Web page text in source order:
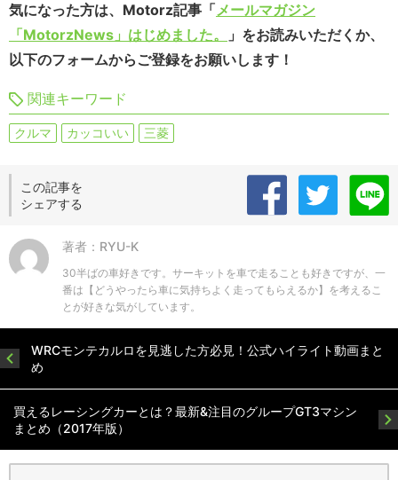
気になった方は、Motorz記事「メールマガジン
「MotorzNews」はじめました。
」をお読みいただくか、
以下のフォームからご登録をお願いします！
関連キーワード
クルマ カッコいい 三菱
この記事を
シェアする
著者：RYU-K
30半ばの車好きです。サーキットを車で走ることも好きですが、一
番は【どうやったら車に気持ちよく走ってもらえるか】を考えるこ
とが好きな気がしています。
WRCモンテカルロを見逃した方必見！公式ハイライト動画まと
め
買えるレーシングカーとは？最新&注目のグループGT3マシン
まとめ（2017年版）